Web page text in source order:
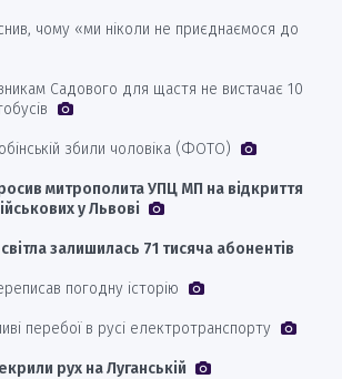
чому «ми ніколи не приєднаємося до
Садового для щастя не вистачає 10
збили чоловіка (ФОТО)
митрополита УПЦ МП на відкриття
у Львові
залишилась 71 тисяча абонентів
погодну історію
перебої в русі електротранспорту
рух на Луганській